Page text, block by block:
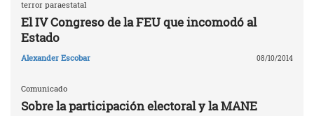
terror paraestatal
El IV Congreso de la FEU que incomodó al
Estado
Alexander Escobar 08/10/2014
Comunicado
Sobre la participación electoral y la MANE